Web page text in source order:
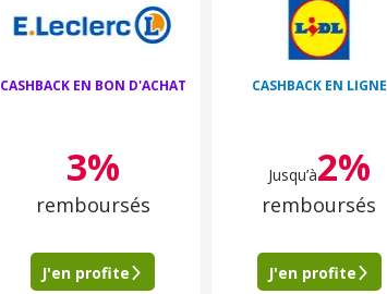
CASHBACK EN BON D'ACHAT
3%
remboursés
J'en profite
CASHBACK EN LIGNE
Jusqu’à2%
remboursés
J'en profite